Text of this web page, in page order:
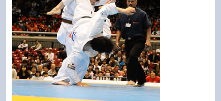
Муай тай